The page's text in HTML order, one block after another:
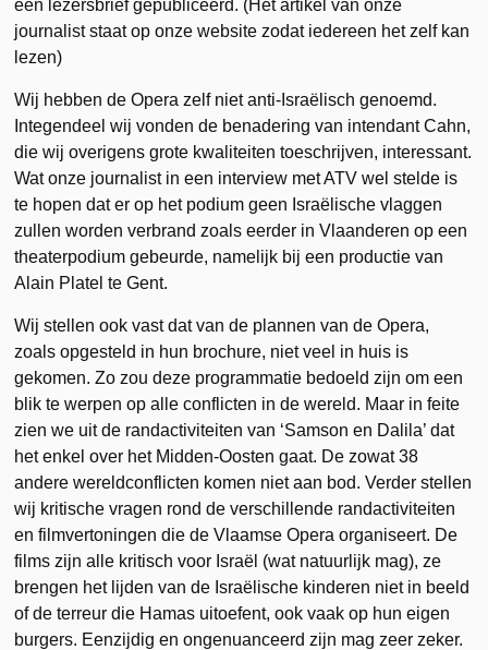
een lezersbrief gepubliceerd. (Het artikel van onze
journalist staat op onze website zodat iedereen het zelf kan
lezen)
Wij hebben de Opera zelf niet anti-Israëlisch genoemd.
Integendeel wij vonden de benadering van intendant Cahn,
die wij overigens grote kwaliteiten toeschrijven, interessant.
Wat onze journalist in een interview met ATV wel stelde is
te hopen dat er op het podium geen Israëlische vlaggen
zullen worden verbrand zoals eerder in Vlaanderen op een
theaterpodium gebeurde, namelijk bij een productie van
Alain Platel te Gent.
Wij stellen ook vast dat van de plannen van de Opera,
zoals opgesteld in hun brochure, niet veel in huis is
gekomen. Zo zou deze programmatie bedoeld zijn om een
blik te werpen op alle conflicten in de wereld. Maar in feite
zien we uit de randactiviteiten van ‘Samson en Dalila’ dat
het enkel over het Midden-Oosten gaat. De zowat 38
andere wereldconflicten komen niet aan bod. Verder stellen
wij kritische vragen rond de verschillende randactiviteiten
en filmvertoningen die de Vlaamse Opera organiseert. De
films zijn alle kritisch voor Israël (wat natuurlijk mag), ze
brengen het lijden van de Israëlische kinderen niet in beeld
of de terreur die Hamas uitoefent, ook vaak op hun eigen
burgers. Eenzijdig en ongenuanceerd zijn mag zeer zeker.